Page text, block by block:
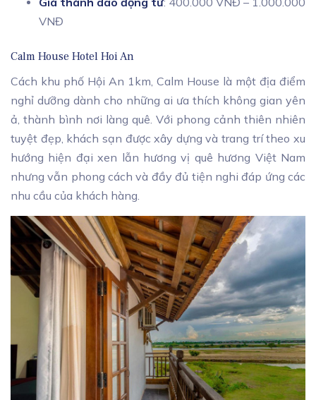
VNĐ
Calm House Hotel Hoi An
Cách khu phố Hội An 1km, Calm House là một địa điểm
nghỉ dưỡng dành cho những ai ưa thích không gian yên
ả, thành bình nơi làng quê. Với phong cảnh thiên nhiên
tuyệt đẹp, khách sạn được xây dựng và trang trí theo xu
hướng hiện đại xen lẫn hương vị quê hương Việt Nam
nhưng vẫn phong cách và đầy đủ tiện nghi đáp ứng các
nhu cầu của khách hàng.